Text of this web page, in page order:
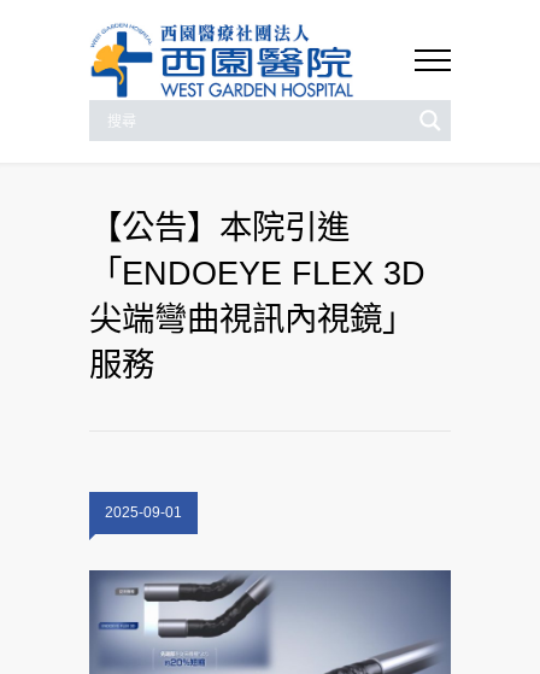
【公告】本院引進
「ENDOEYE FLEX 3D
尖端彎曲視訊內視鏡」
服務
2025-09-01